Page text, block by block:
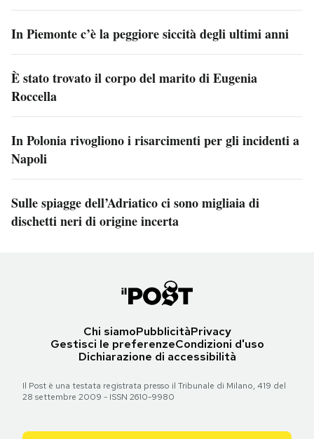
In Piemonte c’è la peggiore siccità degli ultimi anni
È stato trovato il corpo del marito di Eugenia
Roccella
In Polonia rivogliono i risarcimenti per gli incidenti a
Napoli
Sulle spiagge dell’Adriatico ci sono migliaia di
dischetti neri di origine incerta
Chi siamoPubblicitàPrivacy
Gestisci le preferenzeCondizioni d'uso
Dichiarazione di accessibilità
Il Post è una testata registrata presso il Tribunale di Milano, 419 del
28 settembre 2009 - ISSN 2610-9980